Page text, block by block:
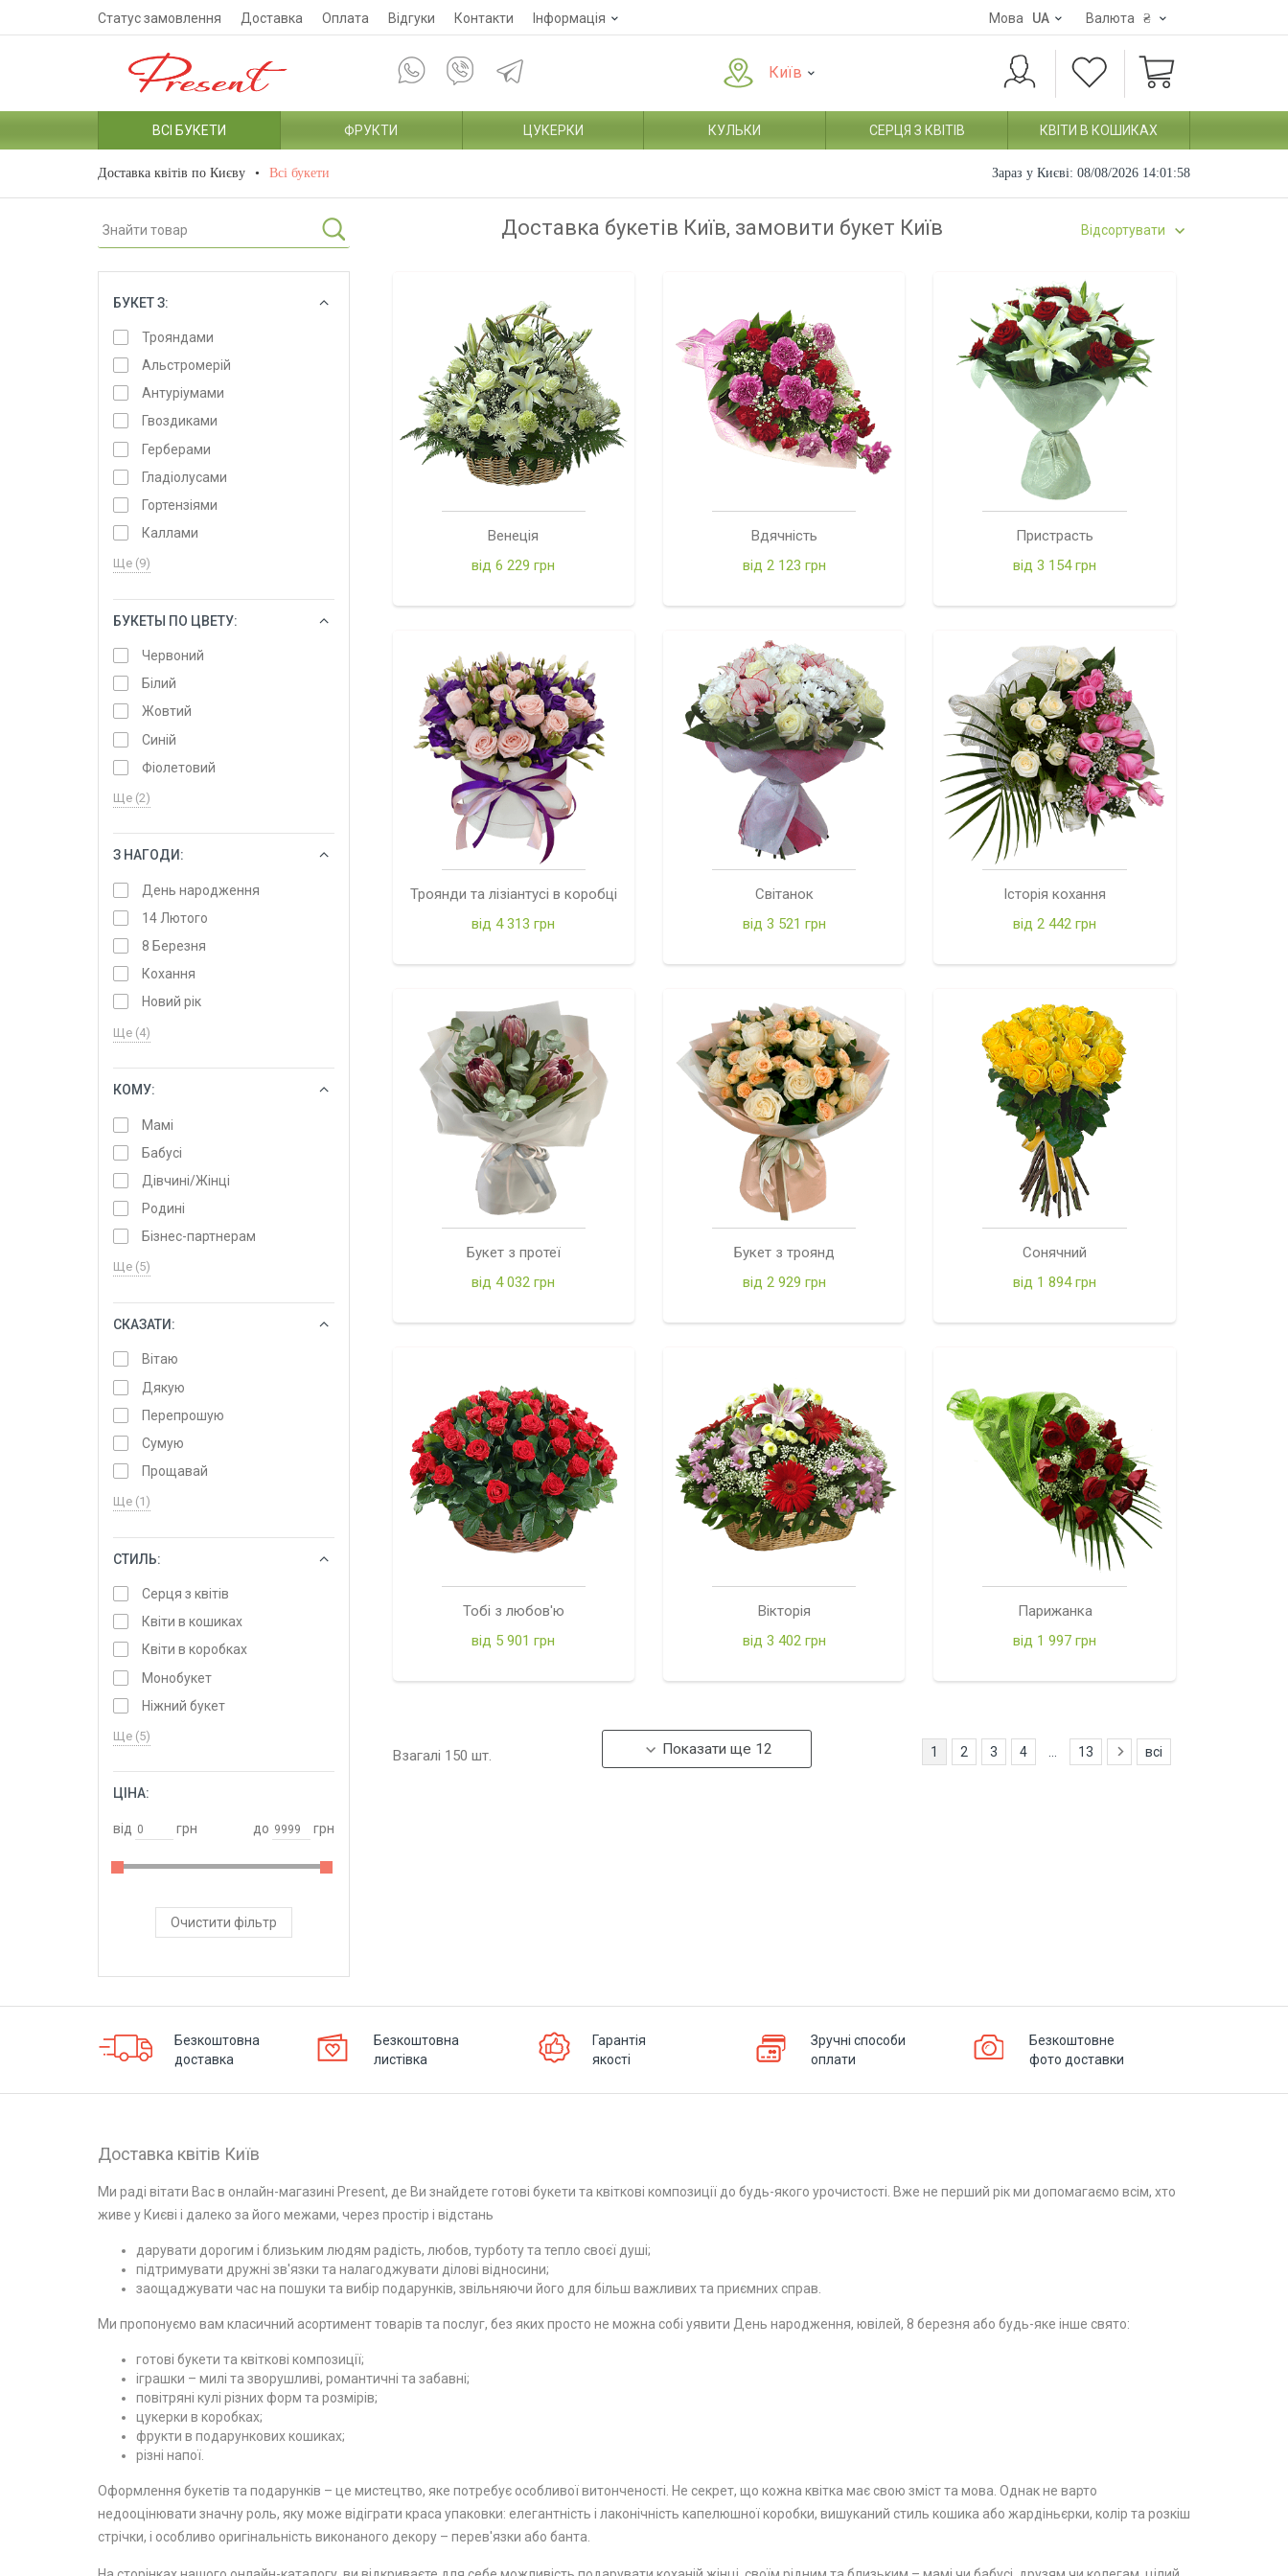
Статус замовлення Доставка Оплата Відгуки Контакти Інформація Мова UA Валюта ₴
Київ
ВСІ БУКЕТИ ФРУКТИ ЦУКЕРКИ КУЛЬКИ СЕРЦЯ З КВІТІВ КВІТИ В КОШИКАХ
Доставка квітів по Києву Всі букети Зараз у Києві: 08/08/2026 14:01:59
БУКЕТ З:
Трояндами
Альстромерій
Антуріумами
Гвоздиками
Герберами
Гладіолусами
Гортензіями
Каллами
Ще (9)
БУКЕТЫ ПО ЦВЕТУ:
Червоний
Білий
Жовтий
Синій
Фіолетовий
Ще (2)
З НАГОДИ:
День народження
14 Лютого
8 Березня
Кохання
Новий рік
Ще (4)
КОМУ:
Мамі
Бабусі
Дівчині/Жінці
Родині
Бізнес-партнерам
Ще (5)
СКАЗАТИ:
Вітаю
Дякую
Перепрошую
Сумую
Прощавай
Ще (1)
СТИЛЬ:
Серця з квітів
Квіти в кошиках
Квіти в коробках
Монобукет
Ніжний букет
Ще (5)
ЦІНА:
від грн до грн
Очистити фільтр
Доставка букетів Київ, замовити букет Київ Відсортувати
Венеція
від 6 229 грн
Вдячність
від 2 123 грн
Пристрасть
від 3 154 грн
Троянди та лізіантусі в коробці
від 4 313 грн
Світанок
від 3 521 грн
Історія кохання
від 2 442 грн
Букет з протеї
від 4 032 грн
Букет з троянд
від 2 929 грн
Сонячний
від 1 894 грн
Тобі з любов'ю
від 5 901 грн
Вікторія
від 3 402 грн
Парижанка
від 1 997 грн
Взагалі 150 шт. Показати ще 12 1 2 3 4 13 всі
Безкоштовна
доставка
Безкоштовна
листівка
Гарантія
якості
Зручні способи
оплати
Безкоштовне
фото доставки
Доставка квітів Київ
Ми раді вітати Вас в онлайн-магазині Present, де Ви знайдете готові букети та квіткові композиції до будь-якого урочистості. Вже не перший рік ми допомагаємо всім, хто
живе у Києві і далеко за його межами, через простір і відстань
дарувати дорогим і близьким людям радість, любов, турботу та тепло своєї душі;
підтримувати дружні зв'язки та налагоджувати ділові відносини;
заощаджувати час на пошуки та вибір подарунків, звільняючи його для більш важливих та приємних справ.
Ми пропонуємо вам класичний асортимент товарів та послуг, без яких просто не можна собі уявити День народження, ювілей, 8 березня або будь-яке інше свято:
готові букети та квіткові композиції;
іграшки – милі та зворушливі, романтичні та забавні;
повітряні кулі різних форм та розмірів;
цукерки в коробках;
фрукти в подарункових кошиках;
різні напої.
Оформлення букетів та подарунків – це мистецтво, яке потребує особливої ​​витонченості. Не секрет, що кожна квітка має свою зміст та мова. Однак не варто
недооцінювати значну роль, яку може відіграти краса упаковки: елегантність і лаконічність капелюшної коробки, вишуканий стиль кошика або жардіньєрки, колір та розкіш
стрічки, і особливо оригінальність виконаного декору – перев'язки або банта.